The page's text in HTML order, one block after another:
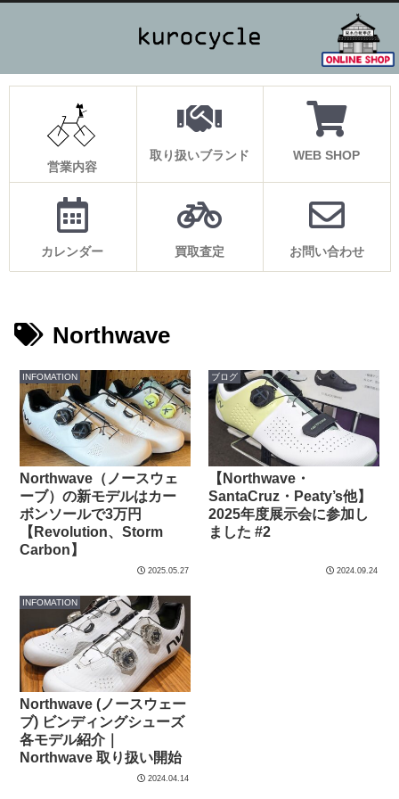
営業内容
取り扱いブランド WEB SHOP
カレンダー 買取査定 お問い合わせ
Northwave
INFOMATION
Northwave（ノースウェ
ーブ）の新モデルはカー
ボンソールで3万円
【Revolution、Storm
Carbon】
2025.05.27
ブログ
【Northwave・
SantaCruz・Peaty’s他】
2025年度展示会に参加し
ました #2
2024.09.24
INFOMATION
Northwave (ノースウェー
ブ) ビンディングシューズ
各モデル紹介｜
Northwave 取り扱い開始
2024.04.14